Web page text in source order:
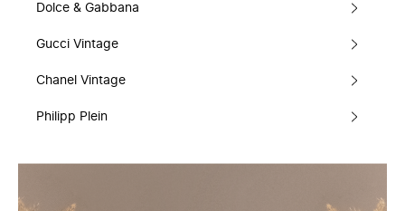
Dolce & Gabbana
Gucci Vintage
Chanel Vintage
Philipp Plein